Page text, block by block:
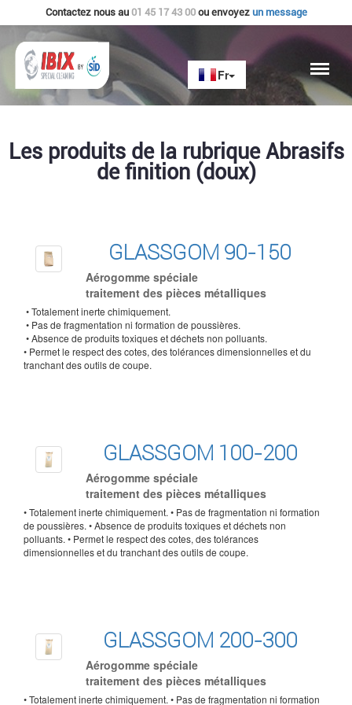
Contactez nous au 01 45 17 43 00ou envoyez un message
Les produits de la rubrique Abrasifs
de finition (doux)
GLASSGOM 90-150
Aérogomme spéciale
traitement des pièces métalliques
• Totalement inerte chimiquement.
• Pas de fragmentation ni formation de poussières.
• Absence de produits toxiques et déchets non polluants.
• Permet le respect des cotes, des tolérances dimensionnelles et du
tranchant des outils de coupe.
GLASSGOM 100-200
Aérogomme spéciale
traitement des pièces métalliques
• Totalement inerte chimiquement. • Pas de fragmentation ni formation
de poussières. • Absence de produits toxiques et déchets non
polluants. • Permet le respect des cotes, des tolérances
dimensionnelles et du tranchant des outils de coupe.
GLASSGOM 200-300
Aérogomme spéciale
traitement des pièces métalliques
• Totalement inerte chimiquement. • Pas de fragmentation ni formation